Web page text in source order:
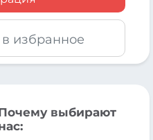
избранное
выбирают